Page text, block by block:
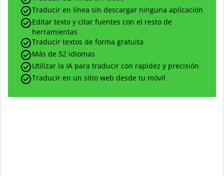
Traducir en línea sin descargar ninguna aplicación
Editar texto y citar fuentes con el resto de
herramientas
Traducir textos de forma gratuita
Más de 52 idiomas
Utilizar la IA para traducir con rapidez y precisión
Traducir en un sitio web desde tu móvil